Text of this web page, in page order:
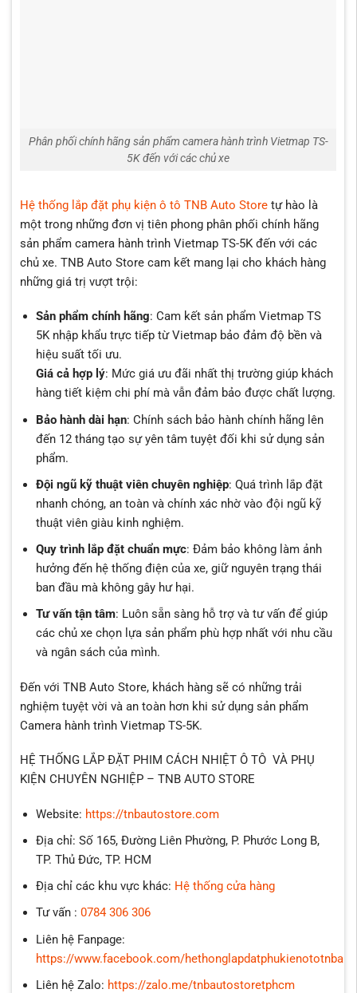
Phân phối chính hãng sản phẩm camera hành trình Vietmap TS-
5K đến với các chủ xe
Hệ thống lắp đặt phụ kiện ô tô TNB Auto Storetự hào là
một trong những đơn vị tiên phong phân phối chính hãng
sản phẩm camera hành trình Vietmap TS-5K đến với các
chủ xe. TNB Auto Store cam kết mang lại cho khách hàng
những giá trị vượt trội:
Sản phẩm chính hãng: Cam kết sản phẩm Vietmap TS
5K nhập khẩu trực tiếp từ Vietmap bảo đảm độ bền và
hiệu suất tối ưu.
Giá cả hợp lý: Mức giá ưu đãi nhất thị trường giúp khách
hàng tiết kiệm chi phí mà vẫn đảm bảo được chất lượng.
Bảo hành dài hạn: Chính sách bảo hành chính hãng lên
đến 12 tháng tạo sự yên tâm tuyệt đối khi sử dụng sản
phẩm.
Đội ngũ kỹ thuật viên chuyên nghiệp: Quá trình lắp đặt
nhanh chóng, an toàn và chính xác nhờ vào đội ngũ kỹ
thuật viên giàu kinh nghiệm.
Quy trình lắp đặt chuẩn mực: Đảm bảo không làm ảnh
hưởng đến hệ thống điện của xe, giữ nguyên trạng thái
ban đầu mà không gây hư hại.
Tư vấn tận tâm: Luôn sẵn sàng hỗ trợ và tư vấn để giúp
các chủ xe chọn lựa sản phẩm phù hợp nhất với nhu cầu
và ngân sách của mình.
Đến với TNB Auto Store, khách hàng sẽ có những trải
nghiệm tuyệt vời và an toàn hơn khi sử dụng sản phẩm
Camera hành trình Vietmap TS-5K.
HỆ THỐNG LẮP ĐẶT PHIM CÁCH NHIỆT Ô TÔ VÀ PHỤ
KIỆN CHUYÊN NGHIỆP – TNB AUTO STORE
Website: https://tnbautostore.com
Địa chỉ: Số 165, Đường Liên Phường, P. Phước Long B,
TP. Thủ Đức, TP. HCM
Địa chỉ các khu vực khác: Hệ thống cửa hàng
Tư vấn : 0784 306 306
Liên hệ Fanpage:
https://www.facebook.com/
Liên hệ Zalo: https://zalo.me/tnbautostoretphcm